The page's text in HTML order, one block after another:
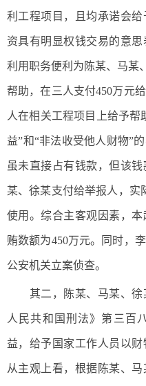
利工程项目，且均承诺会
资具有明显权钱交易的意
利用职务便利为陈某、马某
帮助，在三人支付450万元
人在相关工程项目上给予帮
益”和“非法收受他人财物”
虽未直接占有钱款，但该
某、徐某支付给举报人，实
使用。综合主客观因素，
贿数额为450万元。同时，
公安机关立案侦查。
其二，陈某、马某、徐
人民共和国刑法》第三百
益，给予国家工作人员以财
从主观上看，根据陈某、